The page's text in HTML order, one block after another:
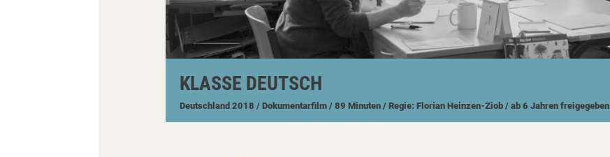
KLASSE DEUTSCH
Deutschland 2018 / Dokumentarfilm / 89 Minuten / Regie: Florian Heinzen-Ziob / ab 6 Jahren freigegeben